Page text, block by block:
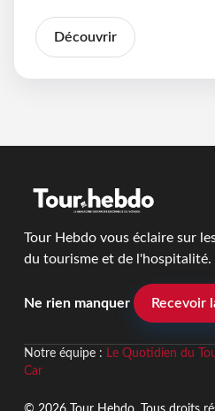
Découvrir
Tour Hebdo vous éclaire sur
du tourisme et de l'hospitalité.
Ne rien manquer Recevoir
Notre équipe : Le Quotidien du
Car